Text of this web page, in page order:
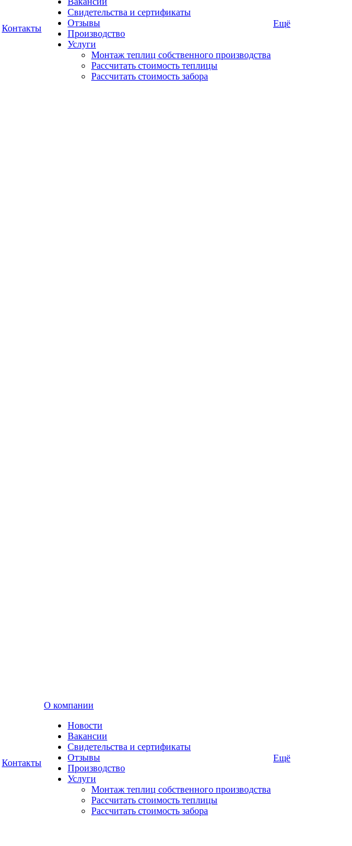
Контакты
Свидетельства и сертификаты
Отзывы
Производство
Услуги
Монтаж теплиц собственного производства
Рассчитать стоимость теплицы
Рассчитать стоимость забора
Ещё
Контакты
О компании
Новости
Вакансии
Свидетельства и сертификаты
Отзывы
Производство
Услуги
Монтаж теплиц собственного производства
Рассчитать стоимость теплицы
Рассчитать стоимость забора
Ещё